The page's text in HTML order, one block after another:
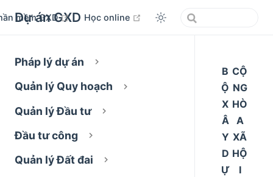
Dự án GXD
mềm GXD open in new window
Học online open in new window
Pháp lý dự án
Quản lý Quy hoạch
Quản lý Đầu tư
Đầu tư công
Quản lý Đất đai
B
Ộ
X
Â
Y
D
Ự
CỘ
NG
HÒ
A
XÃ
HỘ
I